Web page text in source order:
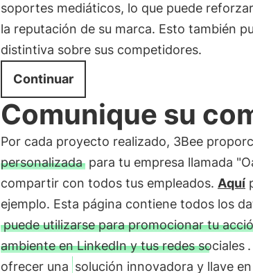
soportes mediáticos, lo que puede
la reputación de su marca. Esto también
distintiva sobre sus competidores.
Continuar
Comunique su
Por cada proyecto realizado, 3Bee
personalizadapara tu empresa llamada
compartir con todos tus empleados. Aquí
ejemplo. Esta página contiene todos los
puede utilizarse para promocionar tu
ambiente en LinkedIn y tus redes sociales
ofrecer una solución innovadora y llave